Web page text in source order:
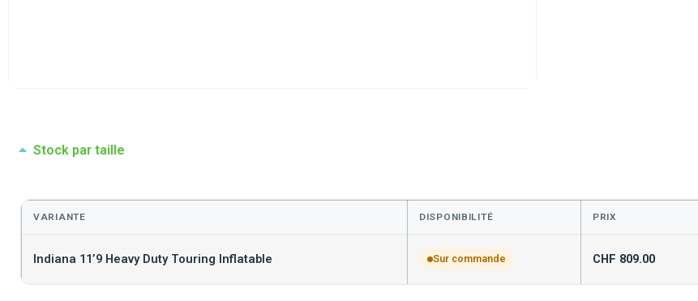
Stock par taille
VARIANTE DISPONIBILITÉ PRIX
Indiana 11’9 Heavy Duty Touring Inflatable Sur commande CHF 809.00